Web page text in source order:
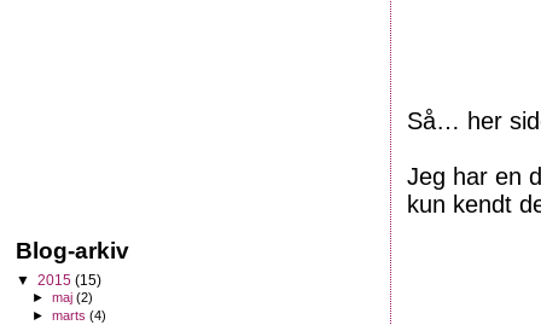
Så… her
Jeg har en
kun kendt
Blog-arkiv
▼ 2015 (15)
►maj(2)
►marts(4)